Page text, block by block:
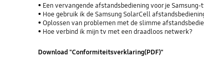
Een vervangende afstandsbediening voor je Samsung-
Hoe gebruik ik de Samsung SolarCell
Oplossen van problemen met de slimme
Hoe verbind ik mijn tv met een draadloos netwerk?
Download "Conformiteitsverklaring(PDF)"